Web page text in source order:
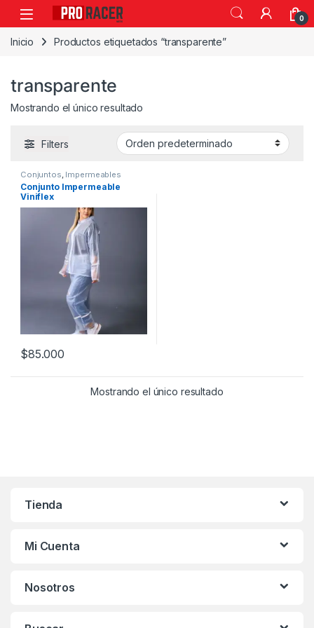
0
Inicio Productos etiquetados “transparente”
transparente
Mostrando el único resultado
Filters
Conjuntos Impermeables
Conjunto Impermeable
Viniflex
$85.000
Este producto tiene múltiples variantes. Las opciones se
Mostrando el único resultado
Tienda
Mi Cuenta
Nosotros